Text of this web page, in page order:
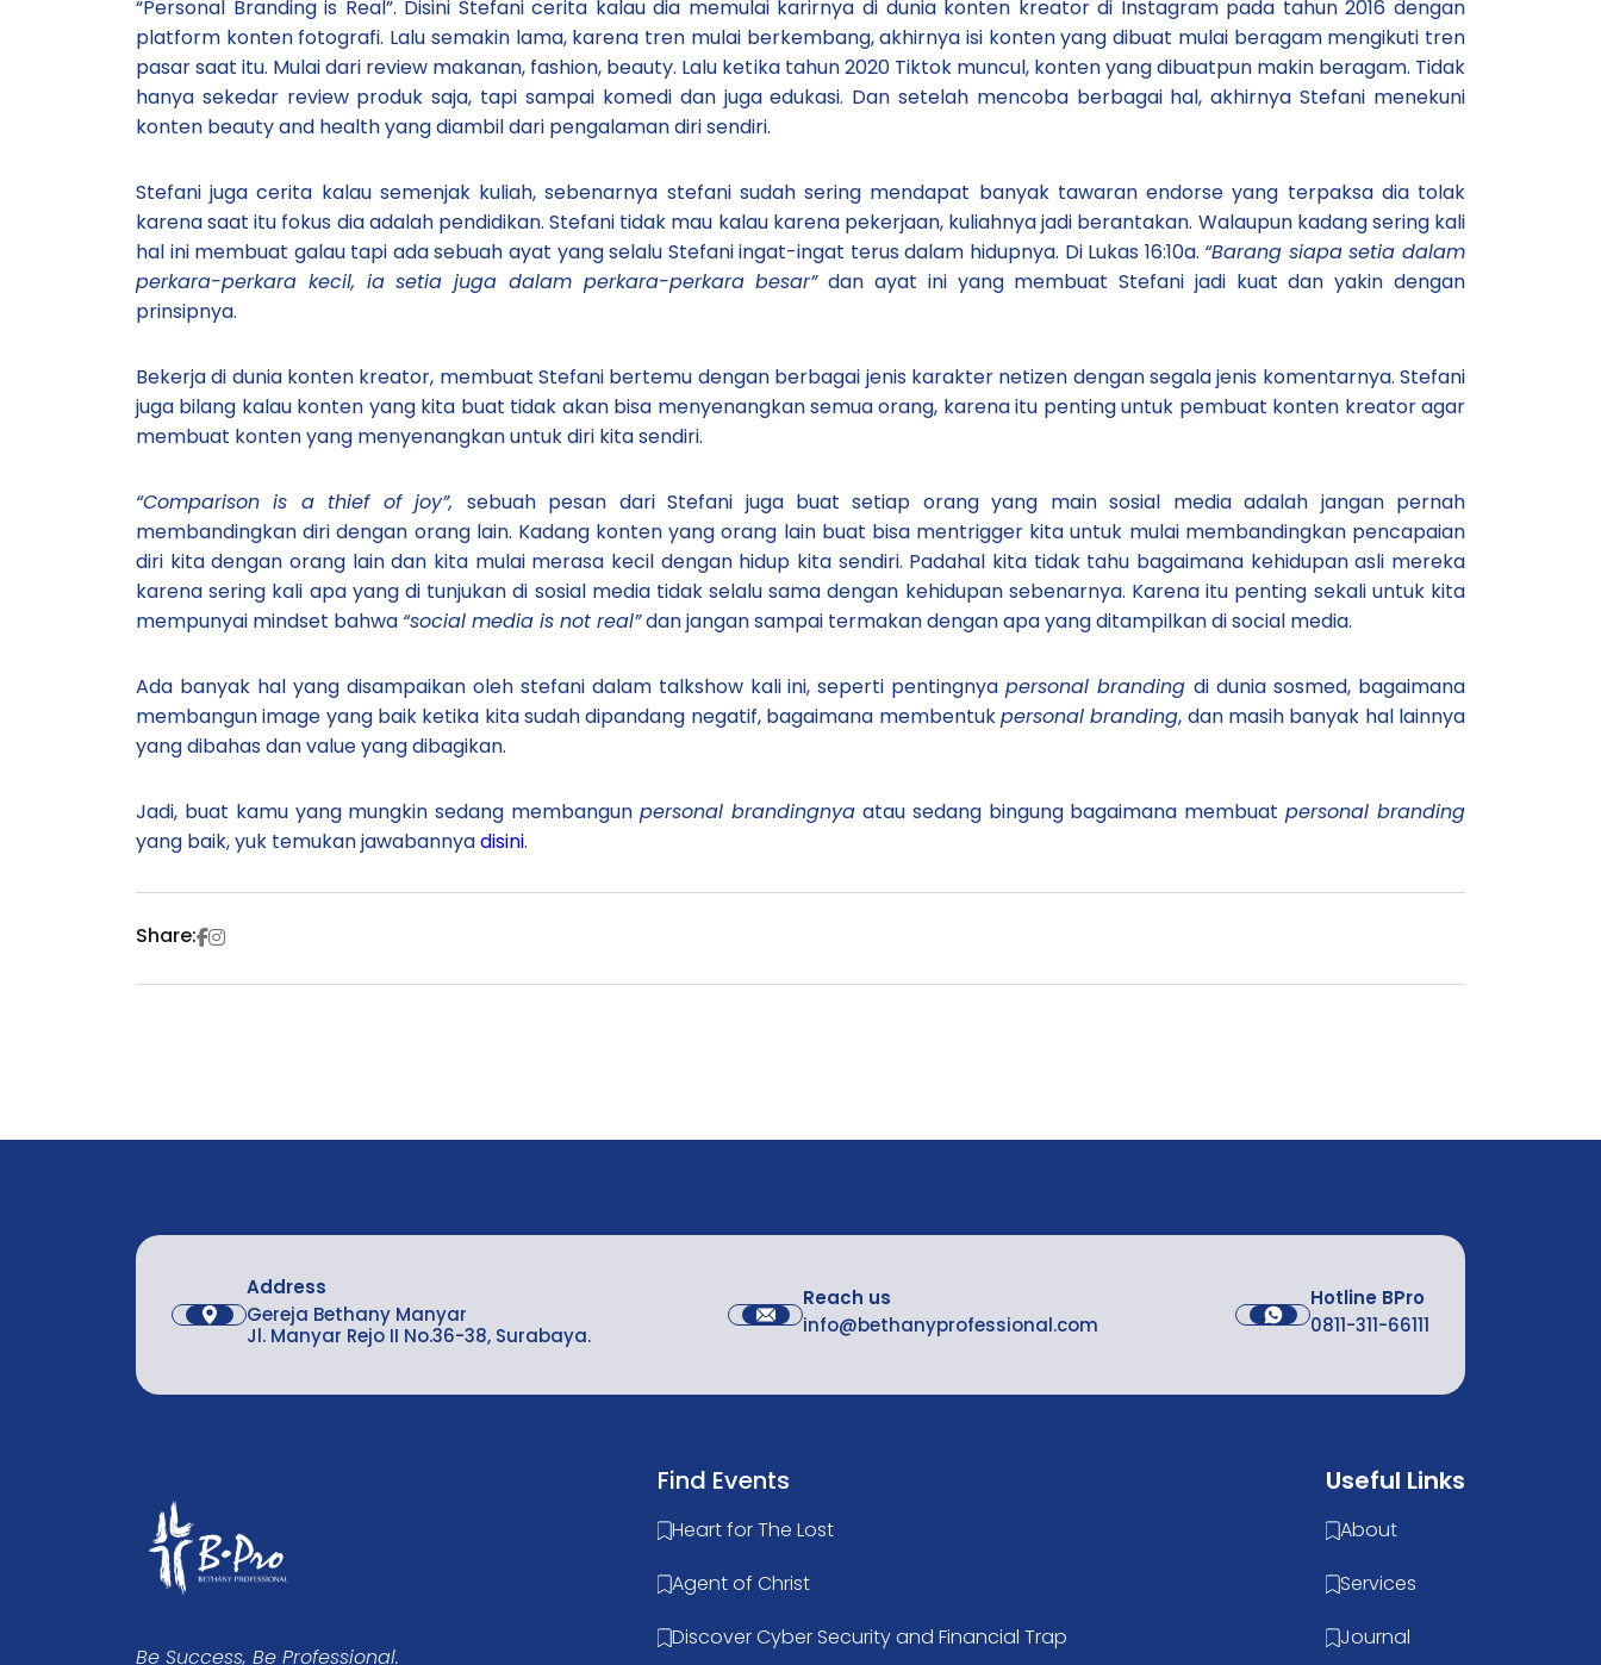
“Personal Branding is Real”. Disini Stefani cerita kalau dia memulai karirnya di dunia konten kreator di Instagram pada tahun 2016 dengan
platform konten fotografi. Lalu semakin lama, karena tren mulai berkembang, akhirnya isi konten yang dibuat mulai beragam mengikuti tren
pasar saat itu. Mulai dari review makanan, fashion, beauty. Lalu ketika tahun 2020 Tiktok muncul, konten yang dibuatpun makin beragam. Tidak
hanya sekedar review produk saja, tapi sampai komedi dan juga edukasi. Dan setelah mencoba berbagai hal, akhirnya Stefani menekuni
konten beauty and health yang diambil dari pengalaman diri sendiri.
Stefani juga cerita kalau semenjak kuliah, sebenarnya stefani sudah sering mendapat banyak tawaran endorse yang terpaksa dia tolak
karena saat itu fokus dia adalah pendidikan. Stefani tidak mau kalau karena pekerjaan, kuliahnya jadi berantakan. Walaupun kadang sering kali
hal ini membuat galau tapi ada sebuah ayat yang selalu Stefani ingat-ingat terus dalam hidupnya. Di Lukas 16:10a. “Barang siapa setia dalam
perkara-perkara kecil, ia setia juga dalam perkara-perkara besar”dan ayat ini yang membuat Stefani jadi kuat dan yakin dengan
prinsipnya.
Bekerja di dunia konten kreator, membuat Stefani bertemu dengan berbagai jenis karakter netizen dengan segala jenis komentarnya. Stefani
juga bilang kalau konten yang kita buat tidak akan bisa menyenangkan semua orang, karena itu penting untuk pembuat konten kreator agar
membuat konten yang menyenangkan untuk diri kita sendiri.
“Comparison is a thief of joy”, sebuah pesan dari Stefani juga buat setiap orang yang main sosial media adalah jangan pernah
membandingkan diri dengan orang lain. Kadang konten yang orang lain buat bisa mentrigger kita untuk mulai membandingkan pencapaian
diri kita dengan orang lain dan kita mulai merasa kecil dengan hidup kita sendiri. Padahal kita tidak tahu bagaimana kehidupan asli mereka
karena sering kali apa yang di tunjukan di sosial media tidak selalu sama dengan kehidupan sebenarnya. Karena itu penting sekali untuk kita
mempunyai mindset bahwa “social media is not real”dan jangan sampai termakan dengan apa yang ditampilkan di social media.
Ada banyak hal yang disampaikan oleh stefani dalam talkshow kali ini, seperti pentingnyapersonal brandingdi dunia sosmed, bagaimana
membangun image yang baik ketika kita sudah dipandang negatif, bagaimana membentukpersonal branding, dan masih banyak hal lainnya
yang dibahas dan value yang dibagikan.
Jadi, buat kamu yang mungkin sedang membangunpersonal brandingnyaatau sedang bingung bagaimana membuatpersonal branding
yang baik, yuk temukan jawabannyadisini.
Share:
Address
Gereja Bethany Manyar
Jl. Manyar Rejo II No.36-38, Surabaya.
Reach us
info@bethanyprofessional.com
Hotline BPro
0811-311-66111
Be Success, Be Professional.
Find Events
Heart for The Lost
Agent of Christ
Discover Cyber Security and Financial Trap
Useful Links
About
Services
Journal